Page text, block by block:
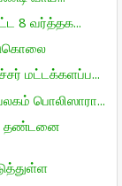
8 வர்த்தக...
மட்டக்களப்ப...
பொலிஸாரா...
தண்டனை